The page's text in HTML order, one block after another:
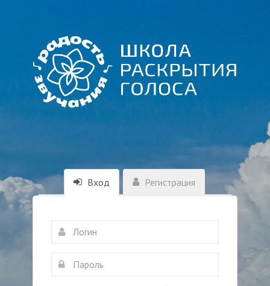
Вход Регистрация